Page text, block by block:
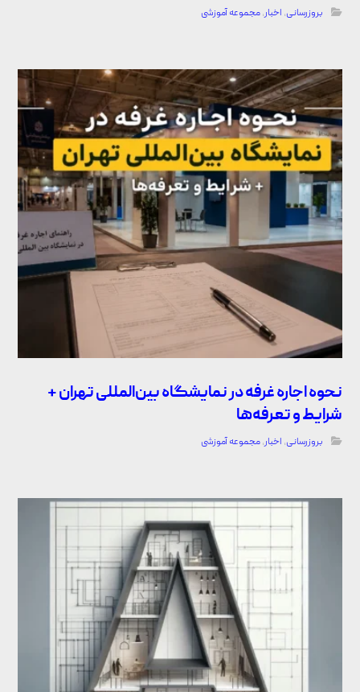
بروزرسانی, اخبار,مجموعه آموزشی
نحوه اجاره غرفه در نمایشگاه بین‌المللی تهران +
شرایط و تعرفه‌ها
بروزرسانی, اخبار,مجموعه آموزشی